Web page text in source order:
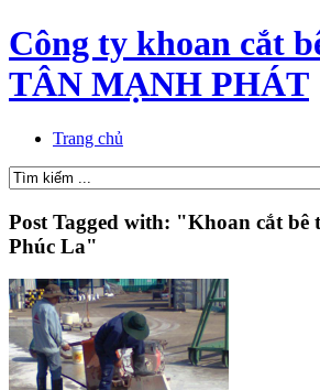
Công ty khoan cắt
TÂN MẠNH PHÁT
Trang chủ
Post Tagged with: "Khoan cắt bê
Phúc La"